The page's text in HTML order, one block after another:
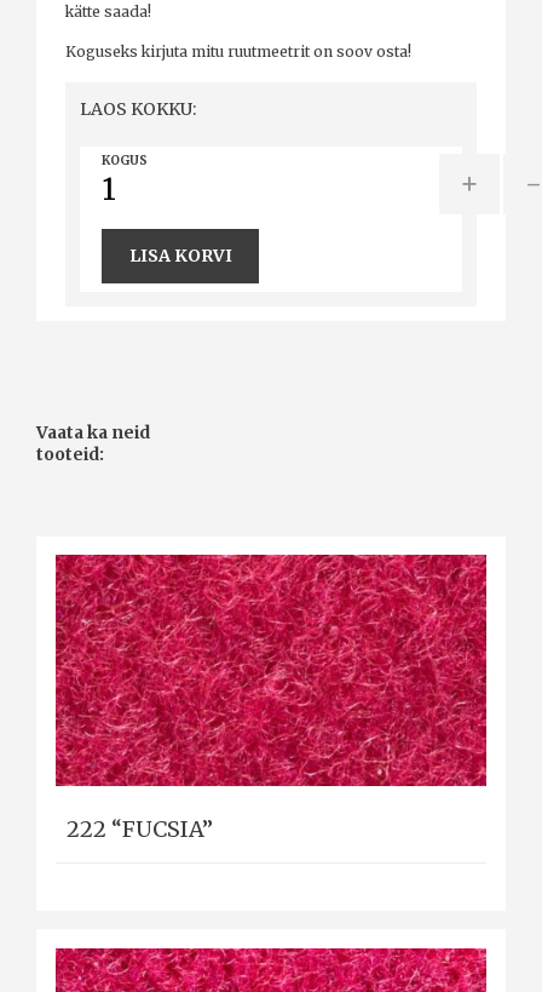
kätte saada!
Koguseks kirjuta mitu ruutmeetrit on soov osta!
LAOS KOKKU:
KOGUS
+ -
LISA KORVI
Vaata ka neid
tooteid:
222 “FUCSIA”